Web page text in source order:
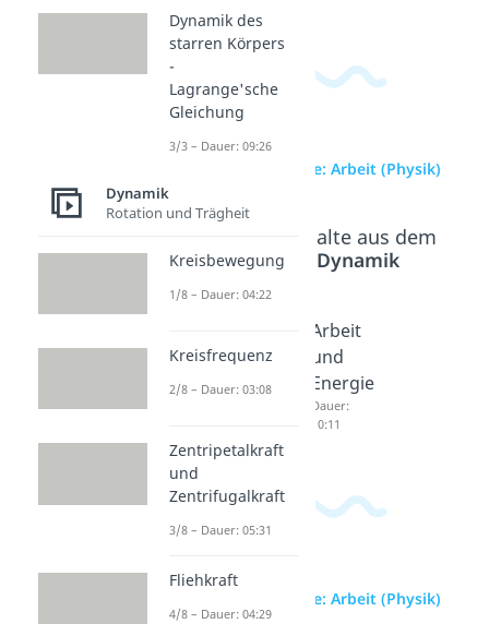
zur Videoseite: Arbeit (Physik)
Beliebte Inhalte aus dem
Bereich Dynamik
unigun
gsarbeit
eit
03:44
Arbeit
und
Energie
Dauer:
10:11
zur Videoseite: Arbeit (Physik)
Dynamik des
starren Körpers
-
Lagrange'sche
Gleichung
3/3 – Dauer: 09:26
Dynamik
Rotation und Trägheit
Kreisbewegung
1/8 – Dauer: 04:22
Kreisfrequenz
2/8 – Dauer: 03:08
Zentripetalkraft
und
Zentrifugalkraft
3/8 – Dauer: 05:31
Fliehkraft
4/8 – Dauer: 04:29